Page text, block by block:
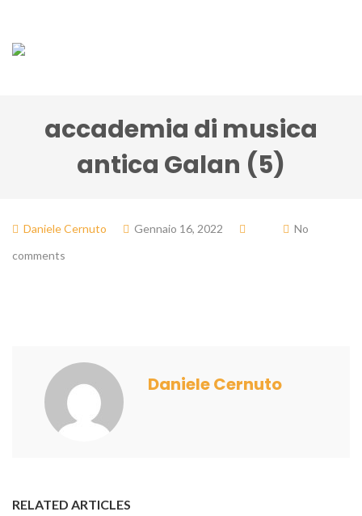
accademia di musica
antica Galan (5)
Daniele Cernuto Gennaio 16, 2022
No
comments
Daniele Cernuto
RELATED ARTICLES